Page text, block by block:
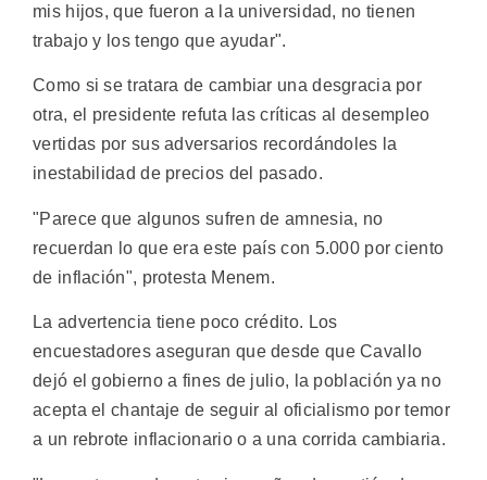
mis hijos, que fueron a la universidad, no tienen
trabajo y los tengo que ayudar".
Como si se tratara de cambiar una desgracia por
otra, el presidente refuta las críticas al desempleo
vertidas por sus adversarios recordándoles la
inestabilidad de precios del pasado.
"Parece que algunos sufren de amnesia, no
recuerdan lo que era este país con 5.000 por ciento
de inflación", protesta Menem.
La advertencia tiene poco crédito. Los
encuestadores aseguran que desde que Cavallo
dejó el gobierno a fines de julio, la población ya no
acepta el chantaje de seguir al oficialismo por temor
a un rebrote inflacionario o a una corrida cambiaria.